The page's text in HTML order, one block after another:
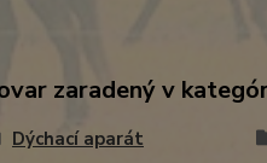
zaradený v
Dýchací aparát